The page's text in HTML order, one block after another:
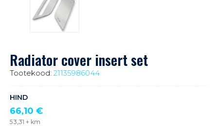
Radiator cover insert set
Tootekood: 21135986044
HIND
66,10 €
53,31 + km